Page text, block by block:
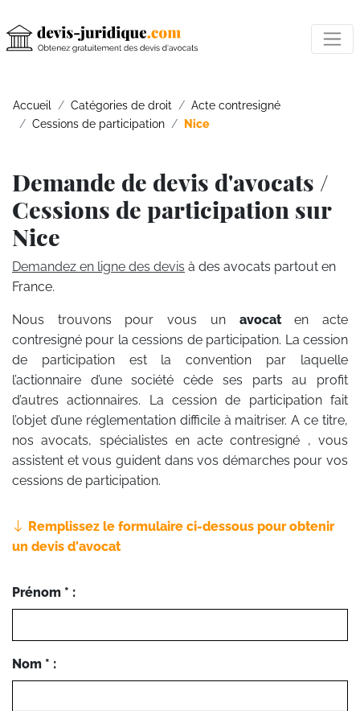
Accueil Catégories de droit
Acte contresigné
Cessions de participation
Nice
Demande de devis d'avocats /
Cessions de participation sur
Nice
Demandez en ligne des devis à des avocats partout en
France.
Nous trouvons pour vous un avocaten acte
contresigné pour la cessions de participation. La cession
de participation est la convention par laquelle
l’actionnaire d’une société cède ses parts au profit
d’autres actionnaires. La cession de participation fait
l’objet d’une réglementation difficile à maitriser. A ce titre,
nos avocats, spécialistes en acte contresigné , vous
assistent et vous guident dans vos démarches pour vos
cessions de participation.
Remplissez le formulaire ci-dessous pour obtenir
un devis d'avocat
Prénom * :
Nom * :